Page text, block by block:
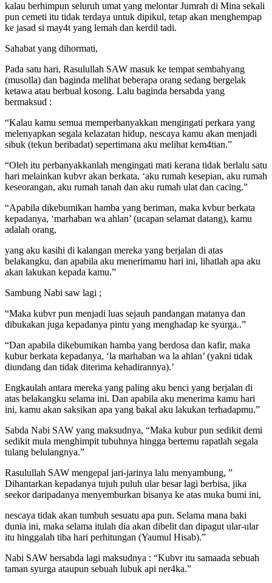
kalau berhimpun seluruh umat yang melontar Jumrah di Mina sekali
pun cemeti itu tidak terdaya untuk dipikul, tetap akan menghempap
ke jasad si may4t yang lemah dan kerdil tadi.
Sahabat yang dihormati,
Pada satu hari, Rasulullah SAW masuk ke tempat sembahyang
(musolla) dan baginda melihat beberapa orang sedang bergelak
ketawa atau berbual kosong. Lalu baginda bersabda yang
bermaksud :
“Kalau kamu semua memperbanyakkan mengingati perkara yang
melenyapkan segala kelazatan hidup, nescaya kamu akan menjadi
sibuk (tekun beribadat) sepertimana aku melihat kem4tian.”
“Oleh itu perbanyakkanlah mengingati mati kerana tidak berlalu satu
hari melainkan kubvr akan berkata, ‘aku rumah kesepian, aku rumah
keseorangan, aku rumah tanah dan aku rumah ulat dan cacing.”
“Apabila dikebumikan hamba yang beriman, maka kvbur berkata
kepadanya, ‘marhaban wa ahlan’ (ucapan selamat datang), kamu
adalah orang,
yang aku kasihi di kalangan mereka yang berjalan di atas
belakangku, dan apabila aku menerimamu hari ini, lihatlah apa aku
akan lakukan kepada kamu.”
Sambung Nabi saw lagi ;
“Maka kubvr pun menjadi luas sejauh pandangan matanya dan
dibukakan juga kepadanya pintu yang menghadap ke syurga..”
“Dan apabila dikebumikan hamba yang berdosa dan kafir, maka
kubur berkata kepadanya, ‘la marhaban wa la ahlan’ (yakni tidak
diundang dan tidak diterima kehadirannya).’
Engkaulah antara mereka yang paling aku benci yang berjalan di
atas belakangku selama ini. Dan apabila aku menerima kamu hari
ini, kamu akan saksikan apa yang bakal aku lakukan terhadapmu.”
Sabda Nabi SAW yang maksudnya, “Maka kubur pun sedikit demi
sedikit mula menghimpit tubuhnya hingga bertemu rapatlah segala
tulang belulangnya.”
Rasulullah SAW mengepal jari-jarinya lalu menyambung, ”
Dihantarkan kepadanya tujuh puluh ular besar lagi berbisa, jika
seekor daripadanya menyemburkan bisanya ke atas muka bumi ini,
nescaya tidak akan tumbuh sesuatu apa pun. Selama mana baki
dunia ini, maka selama itulah dia akan dibelit dan dipagut ular-ular
itu hinggalah tiba hari perhitungan (Yaumul Hisab).”
Nabi SAW bersabda lagi maksudnya : “Kubvr itu samaada sebuah
taman syurga ataupun sebuah lubuk api ner4ka.”